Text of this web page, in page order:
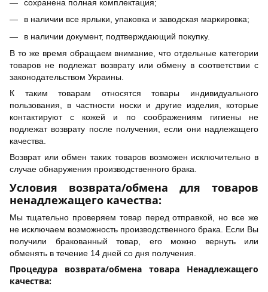
сохранена полная комплектация;
в наличии все ярлыки, упаковка и заводская маркировка;
в наличии документ, подтверждающий покупку.
В то же время обращаем внимание, что отдельные категории
товаров не подлежат возврату или обмену в соответствии с
законодательством Украины.
К таким товарам относятся товары индивидуального
пользования, в частности носки и другие изделия, которые
контактируют с кожей и по соображениям гигиены не
подлежат возврату после получения, если они надлежащего
качества.
Возврат или обмен таких товаров возможен исключительно в
случае обнаружения производственного брака.
Условия возврата/обмена для товаров
ненадлежащего качества:
Мы тщательно проверяем товар перед отправкой, но все же
не исключаем возможность производственного брака. Если Вы
получили бракованный товар, его можно вернуть или
обменять в течение 14 дней со дня получения.
Процедура возврата/обмена товара Ненадлежащего
качества: